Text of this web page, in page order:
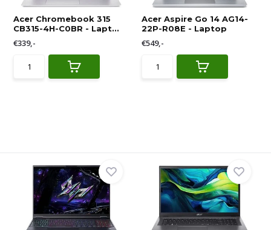
Acer Chromebook 315
CB315-4H-C0BR - Lapt...
€339,-
Acer Aspire Go 14 AG14-
22P-R08E - Laptop
€549,-